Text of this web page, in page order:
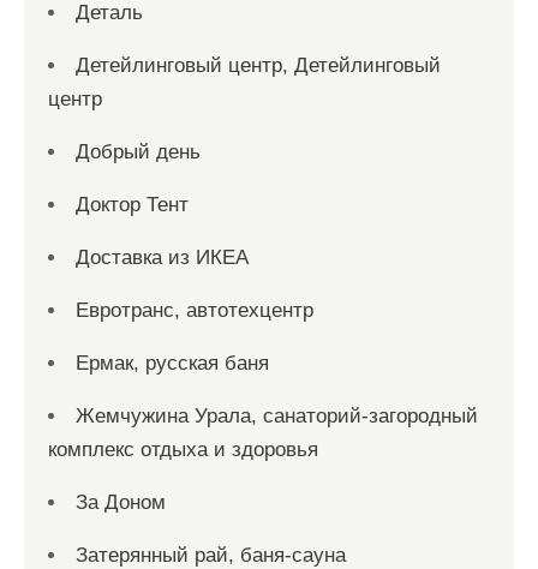
Деталь
Детейлинговый центр, Детейлинговый
центр
Добрый день
Доктор Тент
Доставка из ИКЕА
Евротранс, автотехцентр
Ермак, русская баня
Жемчужина Урала, санаторий-загородный
комплекс отдыха и здоровья
За Доном
Затерянный рай, баня-сауна